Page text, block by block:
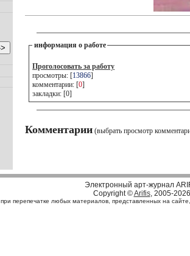
информация о работе
Проголосовать за работу
просмотры: [13866]
комментарии: [0]
закладки: [0]
Комментарии (выбрать просмотр
Электронный арт-журнал
Copyright ©Arifis, 2005-2026
при перепечатке любых материалов, представленных на